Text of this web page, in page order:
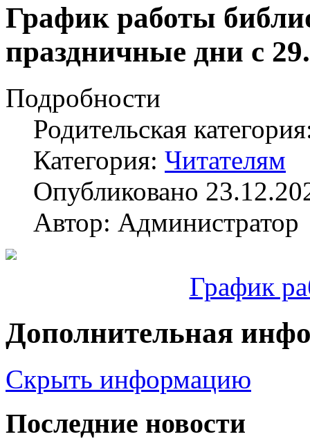
График работы
праздничные дни с
Подробности
Родительская
Категория: Читателям
Опубликовано
Автор: Администратор
График
Дополнительная
Скрыть информацию
Последние новости